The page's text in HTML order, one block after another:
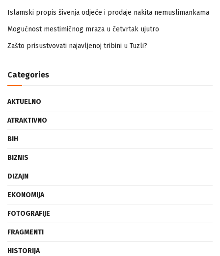
Islamski propis šivenja odjeće i prodaje nakita nemuslimankama
Mogućnost mestimičnog mraza u četvrtak ujutro
Zašto prisustvovati najavljenoj tribini u Tuzli?
Categories
AKTUELNO
ATRAKTIVNO
BIH
BIZNIS
DIZAJN
EKONOMIJA
FOTOGRAFIJE
FRAGMENTI
HISTORIJA